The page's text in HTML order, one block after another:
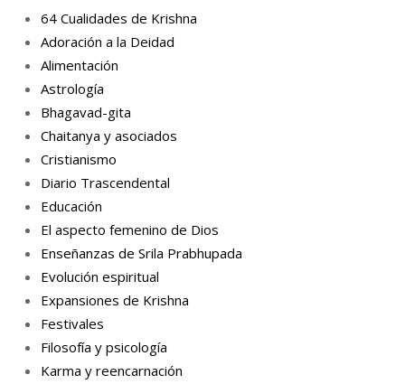
64 Cualidades de Krishna
Adoración a la Deidad
Alimentación
Astrología
Bhagavad-gita
Chaitanya y asociados
Cristianismo
Diario Trascendental
Educación
El aspecto femenino de Dios
Enseñanzas de Srila Prabhupada
Evolución espiritual
Expansiones de Krishna
Festivales
Filosofía y psicología
Karma y reencarnación